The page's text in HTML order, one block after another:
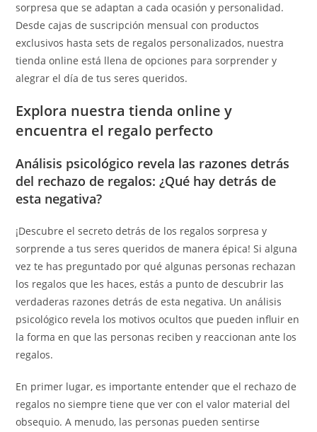
sorpresa que se adaptan a cada ocasión y personalidad.
Desde cajas de suscripción mensual con productos
exclusivos hasta sets de regalos personalizados, nuestra
tienda online está llena de opciones para sorprender y
alegrar el día de tus seres queridos.
Explora nuestra tienda online y
encuentra el regalo perfecto
Análisis psicológico revela las razones detrás
del rechazo de regalos: ¿Qué hay detrás de
esta negativa?
¡Descubre el secreto detrás de los regalos sorpresa y
sorprende a tus seres queridos de manera épica! Si alguna
vez te has preguntado por qué algunas personas rechazan
los regalos que les haces, estás a punto de descubrir las
verdaderas razones detrás de esta negativa. Un análisis
psicológico revela los motivos ocultos que pueden influir en
la forma en que las personas reciben y reaccionan ante los
regalos.
En primer lugar, es importante entender que el rechazo de
regalos no siempre tiene que ver con el valor material del
obsequio. A menudo, las personas pueden sentirse